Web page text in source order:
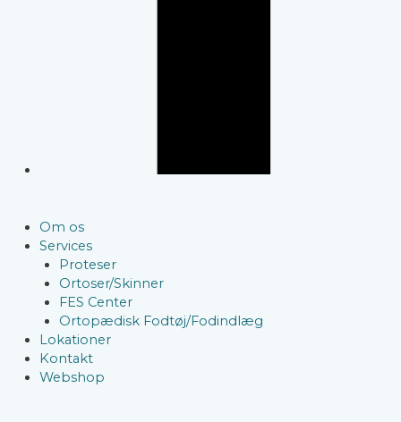
Om os
Services
Proteser
Ortoser/Skinner
FES Center
Ortopædisk Fodtøj/Fodindlæg
Lokationer
Kontakt
Webshop